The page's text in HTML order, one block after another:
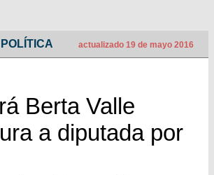
POLÍTICA actualizado 19 de mayo 2016
Berta Valle
a diputada por